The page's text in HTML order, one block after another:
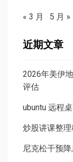
« 3 月 5 月 »
近期文章
2026年美伊
评估
ubuntu 远程
炒股讲课整
尼克松干预